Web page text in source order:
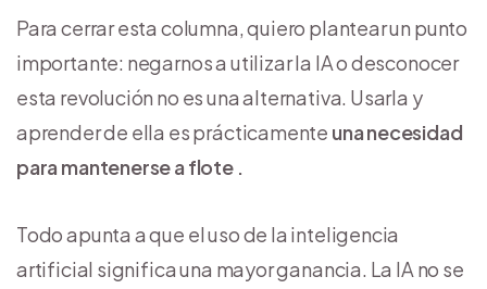
Para cerrar esta columna, quiero plantear un punto
importante: negarnos a utilizar la IA o desconocer
esta revolución no es una alternativa. Usarla y
aprender de ella es prácticamente una necesidad
para mantenerse a flote .
Todo apunta a que el uso de la inteligencia
artificial significa una mayor ganancia. La IA no se